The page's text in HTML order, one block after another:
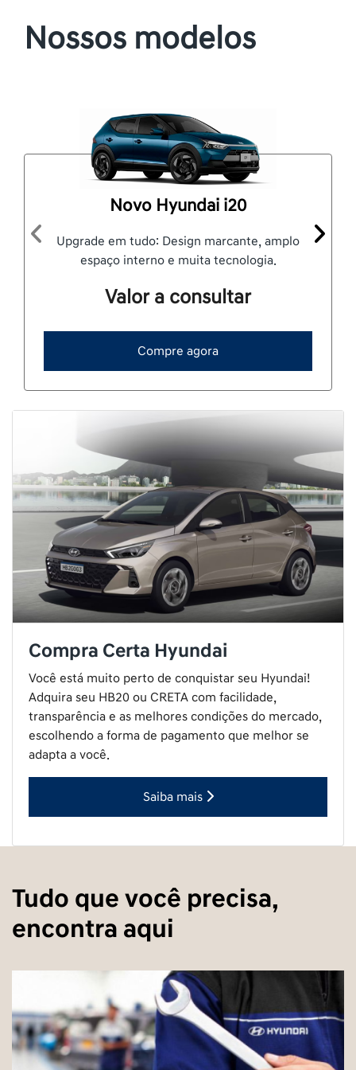
Nossos modelos
Novo Hyundai i20
Upgrade em tudo: Design marcante, amplo
espaço interno e muita tecnologia.
Valor a consultar
Compre agora
Anterior
Compra Certa Hyundai
Você está muito perto de conquistar seu Hyundai!
Adquira seu HB20 ou CRETA com facilidade,
transparência e as melhores condições do mercado,
escolhendo a forma de pagamento que melhor se
adapta a você.
Saiba mais
Tudo que você precisa,
encontra aqui